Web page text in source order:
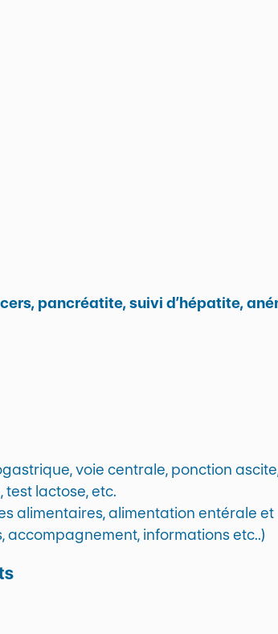
pancréatite, suivi d’hépatite,
voie centrale, ponction
lactose, etc.
alimentaires, alimentation entérale et
informations etc..)